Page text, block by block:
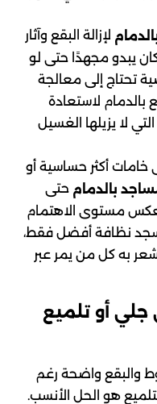
لإزالة البقع وآثار
يبدو مجهدًا حتى لو
تحتاج إلى معالجة
بالدمام لاستعادة
لا يزيلها الغسيل
أكثر حساسية أو
بالدمام حتى
مستوى الاهتمام
نظافة أفضل فقط،
به كل من يمر عبر
جلي أو تلميع
والبقع واضحة رغم
هو الحل الأنسب.